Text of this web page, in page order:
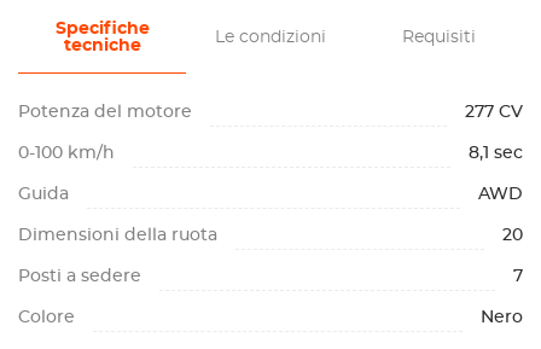
Specifiche
tecniche
Le condizioni Requisiti
Potenza del motore 277 CV
0-100 km/h 8,1 sec
Guida AWD
Dimensioni della ruota 20
Posti a sedere 7
Colore Nero